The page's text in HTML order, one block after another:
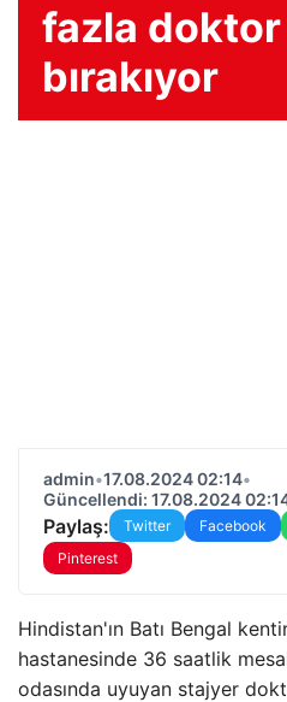
fazla
bırakıyor
admin•17.08.2024 02:14•
Güncellendi: 17.08.2024
Paylaş: Twitter Facebook
Pinterest
Hindistan'ın Batı Bengal
hastanesinde 36 saatlik
odasında uyuyan stajyer